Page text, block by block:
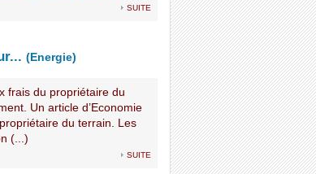
suite
(Energie)
frais du propriétaire du
Un article d’Economie
du terrain. Les
(...)
suite